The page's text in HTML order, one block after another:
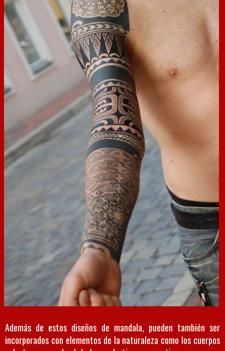
Además de estos diseños de mandala, pueden también ser
incorporados con elementos de la naturaleza como los cuerpos